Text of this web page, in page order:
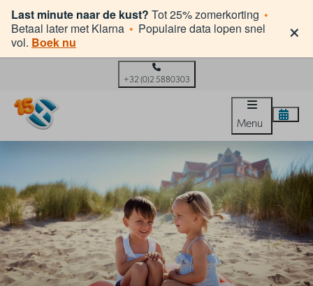
Last minute naar de kust? Tot 25% zomerkorting •
Betaal later met Klarna • Populaire data lopen snel
vol. Boek nu ×
+32 (0)2 5880303
Menu